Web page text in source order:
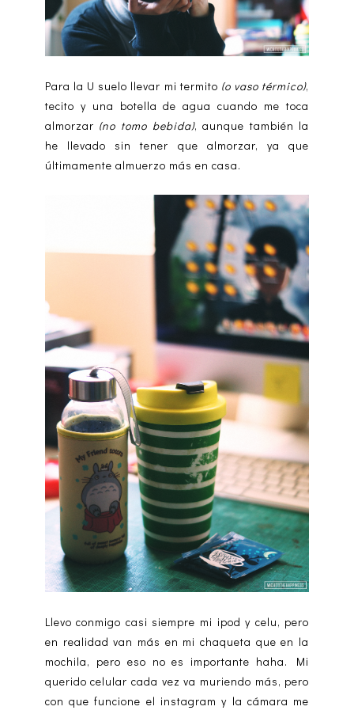
Para la U suelo llevar mi termito (o vaso térmico),
tecito y una botella de agua cuando me toca
almorzar (no tomo bebida), aunque también la
he llevado sin tener que almorzar, ya que
últimamente almuerzo más en casa.
Llevo conmigo casi siempre mi ipod y celu, pero
en realidad van más en mi chaqueta que en la
mochila, pero eso no es importante haha. Mi
querido celular cada vez va muriendo más, pero
con que funcione el instagram y la cámara me